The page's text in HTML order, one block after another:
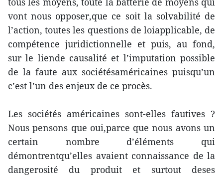
vont nous opposer,que ce soit la solvabilité de
l’action, toutes les questions de loiapplicable, de
compétence juridictionnelle et puis, au fond,
sur le liende causalité et l’imputation possible
de la faute aux sociétésaméricaines puisqu’un
c’est l’un des enjeux de ce procès.
Les sociétés américaines sont-elles fautives ?
Nous pensons que oui,parce que nous avons un
certain nombre d’éléments qui
démontrentqu’elles avaient connaissance de la
dangerosité du produit et surtout deses